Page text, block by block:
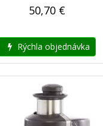
50,70 €
Rýchla objednávka